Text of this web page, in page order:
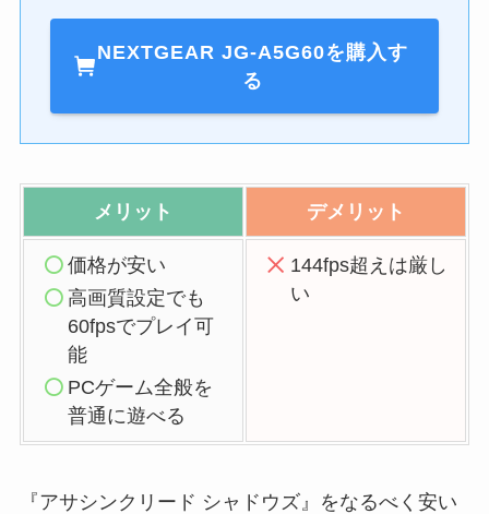
NEXTGEAR JG-A5G60を購入す
る
メリット デメリット
価格が安い
高画質設定でも
60fpsでプレイ可
能
PCゲーム全般を
普通に遊べる
144fps超えは厳し
い
『アサシンクリード シャドウズ』をなるべく安い